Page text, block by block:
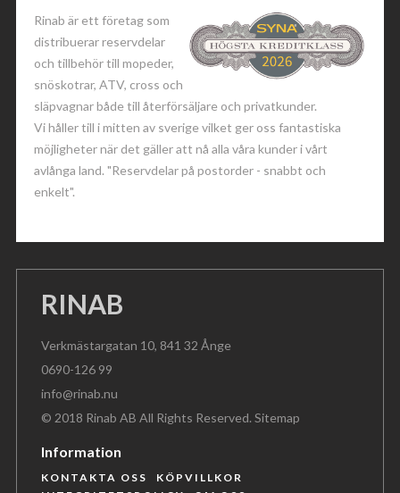
Rinab är ett företag som
distribuerar reservdelar
och tillbehör till mopeder,
snöskotrar, ATV, cross och
släpvagnar både till återförsäljare och privatkunder.
Vi håller till i mitten av sverige vilket ger oss fantastiska
möjligheter när det gäller att nå alla våra kunder i vårt
avlånga land. "Reservdelar på postorder - snabbt och
enkelt".
RINAB
Verkmästargatan 10, 841 32 Ånge
0690-126 99
info@rinab.nu
© 2018 Rinab AB All Rights Reserved.Sitemap
Information
KONTAKTA OSS
KÖPVILLKOR